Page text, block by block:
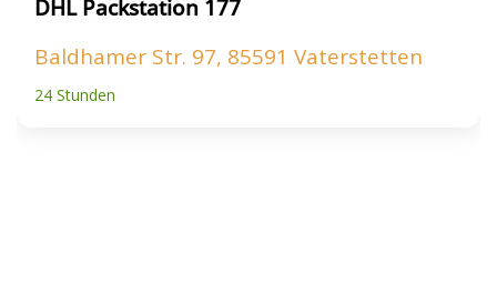
DHL Packstation 177
Baldhamer Str. 97, 85591 Vaterstetten
24 Stunden